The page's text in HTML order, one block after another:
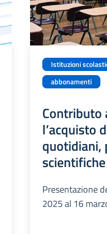
Istituzioni
abbonamenti
Contributo
l’acquisto
quotidiani,
Presentazione
2025 al 16